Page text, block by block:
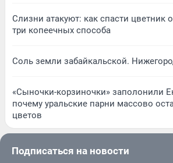
Слизни атакуют: как спасти цветник
три копеечных способа
Соль земли забайкальской.
«Сыночки-корзиночки» заполонили
почему уральские парни массово
цветов
Подписаться на новости